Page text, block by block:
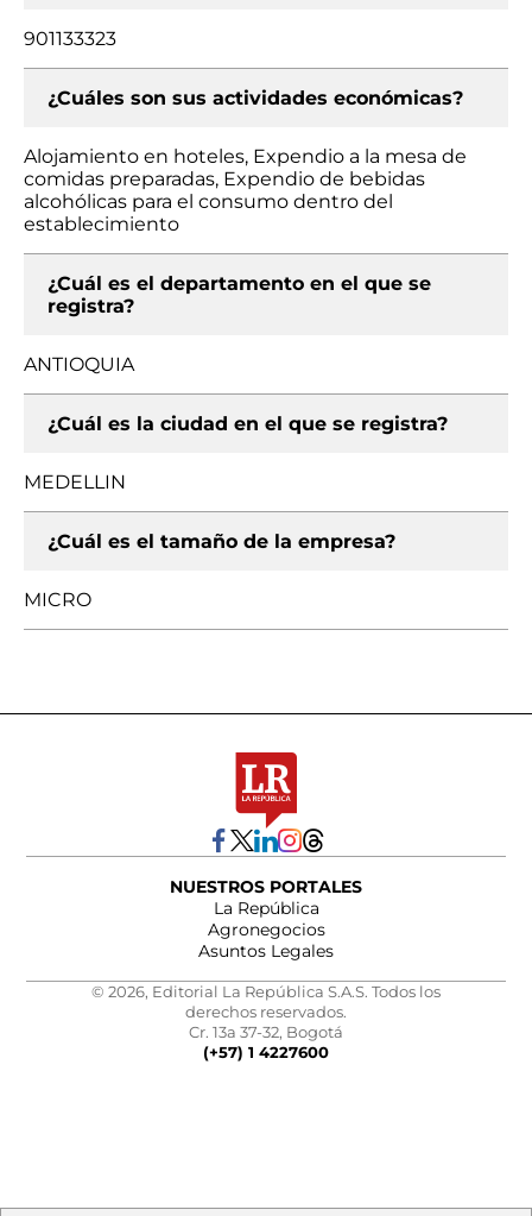
901133323
¿Cuáles son sus actividades económicas?
Alojamiento en hoteles, Expendio a la mesa de
comidas preparadas, Expendio de bebidas
alcohólicas para el consumo dentro del
establecimiento
¿Cuál es el departamento en el que se
registra?
ANTIOQUIA
¿Cuál es la ciudad en el que se registra?
MEDELLIN
¿Cuál es el tamaño de la empresa?
MICRO
NUESTROS PORTALES
La República
Agronegocios
Asuntos Legales
© 2026, Editorial La República S.A.S. Todos los
derechos reservados.
Cr. 13a 37-32, Bogotá
(+57) 1 4227600